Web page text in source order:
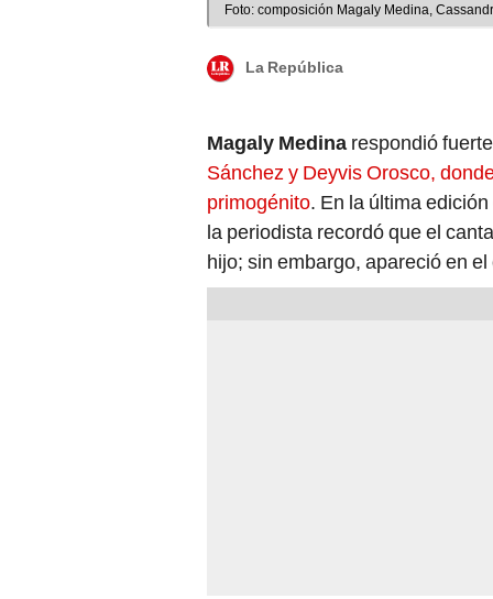
Foto: composición Magaly Medina,
La República
Magaly Medina respondió
Sánchez y Deyvis Orosco,
primogénito. En la última
la periodista recordó que el
hijo; sin embargo, apareció en